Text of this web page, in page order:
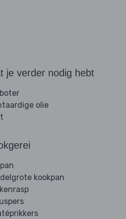
je verder nodig hebt
olie
kookpan